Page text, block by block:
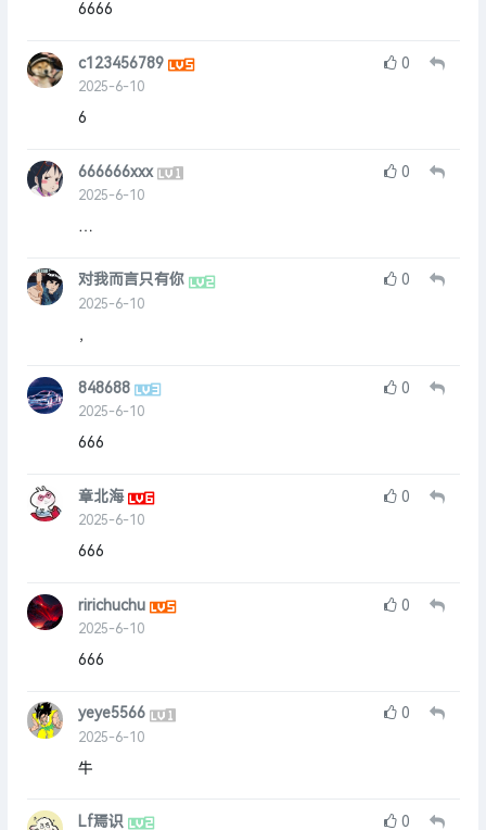
6666
c123456789
2025-6-10
0
6
666666xxx
2025-6-10
0
…
对我而言只有你
2025-6-10
0
，
848688
2025-6-10
0
666
章北海
2025-6-10
0
666
ririchuchu
2025-6-10
0
666
yeye5566
2025-6-10
0
牛
Lf焉识 0